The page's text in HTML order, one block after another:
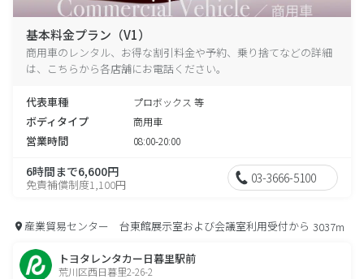
基本料金プラン（V1）
商用車のレンタル、お得な割引料金や予約、乗り捨てなどの詳細
は、こちらから各店舗にお電話ください。
代表車種 プロボックス 等
ボディタイプ 商用車
営業時間 08:00-20:00
6時間まで6,600円
免責補償制度1,100円 03-3666-5100
産業貿易センター 台東館展示室および会議室利用受付から 3037m
トヨタレンタカー日暮里駅前
荒川区西日暮里2-26-2